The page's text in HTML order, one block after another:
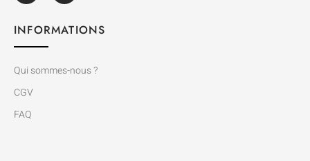
INFORMATIONS
Qui sommes-nous ?
CGV
FAQ